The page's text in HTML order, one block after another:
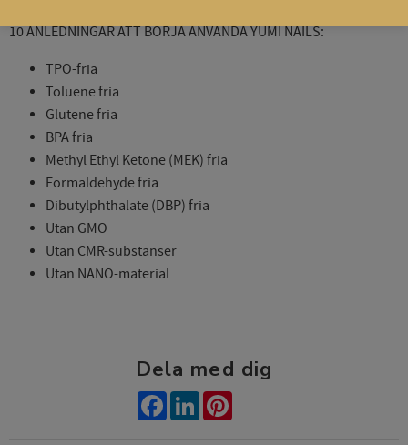
10 ANLEDNINGAR ATT BÖRJA ANVÄNDA YUMI NAILS:
TPO-fria
Toluene fria
Glutene fria
BPA fria
Methyl Ethyl Ketone (MEK) fria
Formaldehyde fria
Dibutylphthalate (DBP) fria
Utan GMO
Utan CMR-substanser
Utan NANO-material
Dela med dig
Facebook
LinkedInPinterest